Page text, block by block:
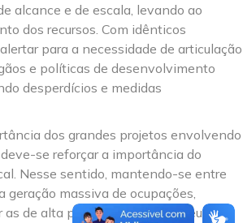
alcance e de escala, levando ao
dos recursos. Com idênticos
para a necessidade de articulação
e políticas de desenvolvimento
desperdícios e medidas
dos grandes projetos envolvendo
se reforçar a importância do
Nesse sentido, mantendo-se entre
geração massiva de ocupações,
de alta produtividade, com seu